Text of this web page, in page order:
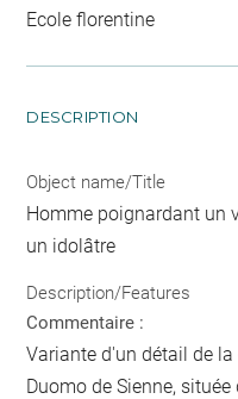
Ecole florentine
DESCRIPTION
Object name/Title
Homme poignardant un
un idolâtre
Description/Features
Commentaire :
Variante d'un détail de
Duomo de Sienne,